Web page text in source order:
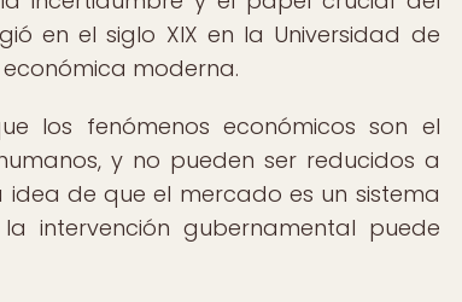
en el siglo XIX en la Universidad de
moderna.
los fenómenos económicos son el
y no pueden ser reducidos a
idea de que el mercado es un sistema
intervención gubernamental puede